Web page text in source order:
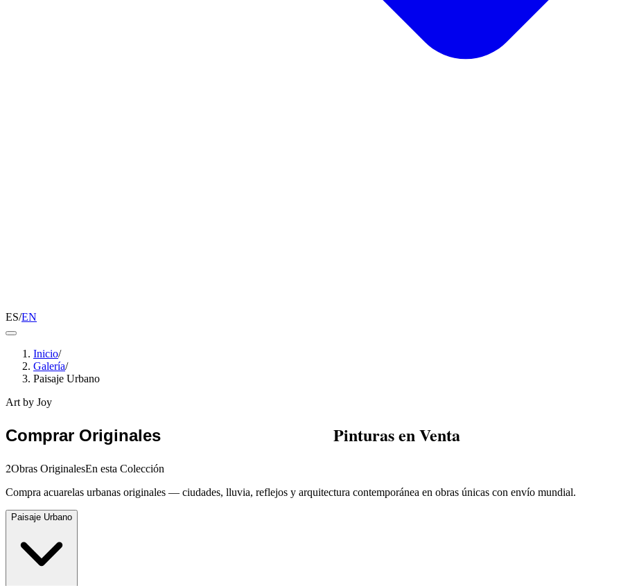
ES/EN
Inicio/
Galería/
Paisaje Urbano
Art by Joy
Comprar Originales Pinturas en Venta
2Obras OriginalesEn esta Colección
Compra acuarelas urbanas originales — ciudades, lluvia, reflejos y arquitectura contemporánea en obras únicas con envío mundial.
Paisaje Urbano